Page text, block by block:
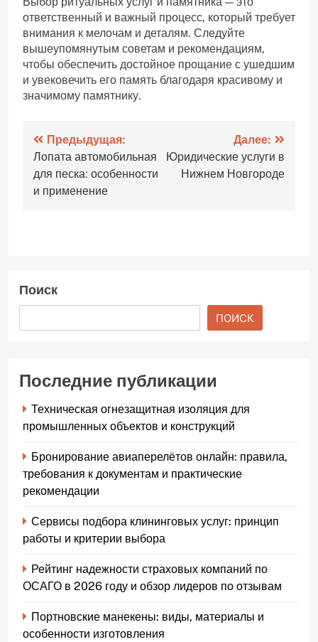
ответственный и важный процесс, который требует
внимания к мелочам и деталям. Следуйте
вышеупомянутым советам и рекомендациям,
чтобы обеспечить достойное прощание с ушедшим
и увековечить его память благодаря красивому и
значимому памятнику.
Навигация
по
записям
Предыдущая:
Лопата автомобильная
для песка: особенности
и применение
Далее:
Юридические услуги в
Нижнем Новгороде
Поиск
ПОИСК
Последние публикации
Техническая огнезащитная изоляция для
промышленных объектов и конструкций
Бронирование авиаперелётов онлайн: правила,
требования к документам и практические
рекомендации
Сервисы подбора клининговых услуг: принцип
работы и критерии выбора
Рейтинг надежности страховых компаний по
ОСАГО в 2026 году и обзор лидеров по отзывам
Портновские манекены: виды, материалы и
особенности изготовления